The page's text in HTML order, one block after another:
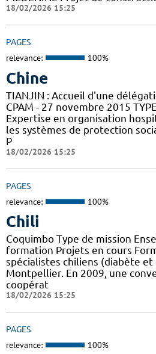
18/02/2026 15:25
PAGES
relevance: 100%
Chine
TIANJIN : Accueil d'une
CPAM - 27 novembre 2015
Expertise en organisation
les systèmes de protection
P
18/02/2026 15:25
PAGES
relevance: 100%
Chili
Coquimbo Type de mission
formation Projets en cours
spécialistes chiliens (diabète
Montpellier. En 2009, une
coopérat
18/02/2026 15:25
PAGES
relevance: 100%